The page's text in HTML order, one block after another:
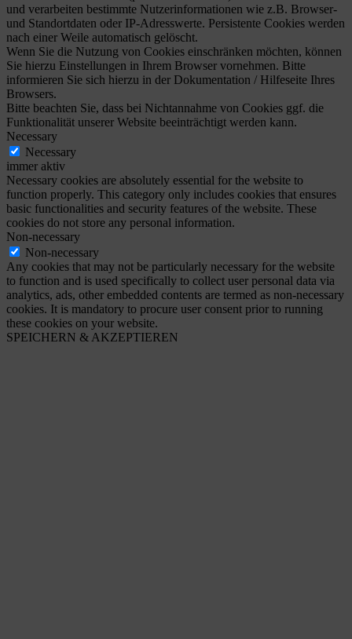
und verarbeiten bestimmte Nutzerinformationen wie z.B. Browser-
und Standortdaten oder IP-Adresswerte. Persistente Cookies werden
nach einer Weile automatisch gelöscht.
Wenn Sie die Nutzung von Cookies einschränken möchten, können
Sie hierzu Einstellungen in Ihrem Browser vornehmen. Bitte
informieren Sie sich hierzu in der Dokumentation / Hilfeseite Ihres
Browsers.
Bitte beachten Sie, dass bei Nichtannahme von Cookies ggf. die
Funktionalität unserer Website beeinträchtigt werden kann.
Necessary
Necessary
immer aktiv
Necessary cookies are absolutely essential for the website to
function properly. This category only includes cookies that ensures
basic functionalities and security features of the website. These
cookies do not store any personal information.
Non-necessary
Non-necessary
Any cookies that may not be particularly necessary for the website
to function and is used specifically to collect user personal data via
analytics, ads, other embedded contents are termed as non-necessary
cookies. It is mandatory to procure user consent prior to running
these cookies on your website.
SPEICHERN & AKZEPTIEREN